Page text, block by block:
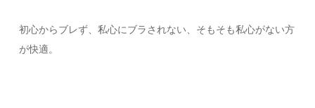
初心からブレず、私心にブラされない、そもそも私心がない方
が快適。